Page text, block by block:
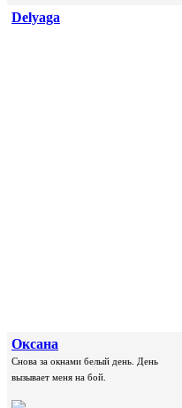
Delyaga
Oксана
Снова за окнами белый день. День
вызывает меня на бой.